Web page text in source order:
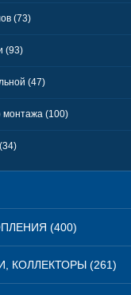
(73)
(93)
(47)
монтажа (100)
(400)
КОЛЛЕКТОРЫ (261)